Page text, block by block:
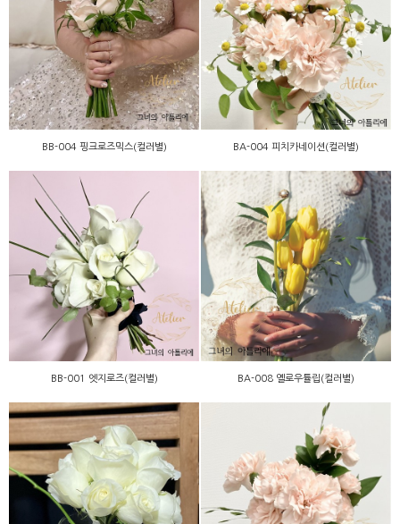
BB-004 핑크로즈믹스(컬러
별)
BB-004 핑크로즈믹스(컬러별)
BA-004 피치카네이션(컬러
별)
BA-004 피치카네이션(컬러별)
BB-001 엣지로즈(컬러별)
BB-001 엣지로즈(컬러별)
BA-008 옐로우튤립(컬러
별)
BA-008 옐로우튤립(컬러별)
BA-001 화이트로즈(컬러
별)
BA-002 피치카네이션(컬러
별)